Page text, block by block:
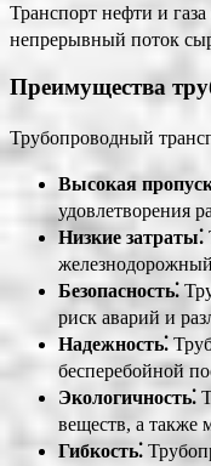
Транспорт нефти и
непрерывный поток
Преимущества
Трубопроводный
Высокая
удовлетворения
Низкие затраты⁚
Безопасность⁚
риск аварий и
Надежность⁚
бесперебойной
Экологичность⁚
веществ, а также
Гибкость⁚